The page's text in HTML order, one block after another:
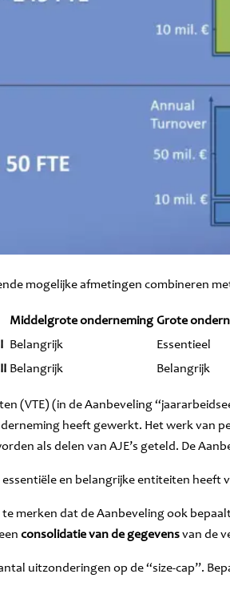
mogelijke afmetingen combineren
Middelgrote onderneming Grote
Belangrijk
Essentieel
Belangrijk Belangrijk
(VTE) (in de Aanbeveling
heeft gewerkt. Het werk van
als delen van AJE’s geteld. De
essentiële en belangrijke entiteiten
te merken dat de Aanbeveling ook
consolidatie van de gegevensvan de
uitzonderingen op de “size-cap”.